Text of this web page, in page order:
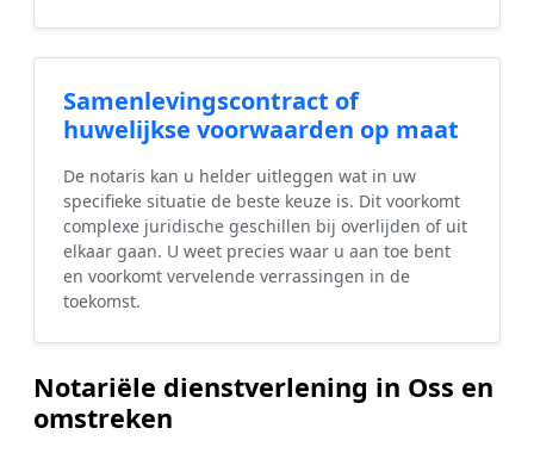
Samenlevingscontract of
huwelijkse voorwaarden op maat
De notaris kan u helder uitleggen wat in uw
specifieke situatie de beste keuze is. Dit voorkomt
complexe juridische geschillen bij overlijden of uit
elkaar gaan. U weet precies waar u aan toe bent
en voorkomt vervelende verrassingen in de
toekomst.
Notariële dienstverlening in Oss en
omstreken